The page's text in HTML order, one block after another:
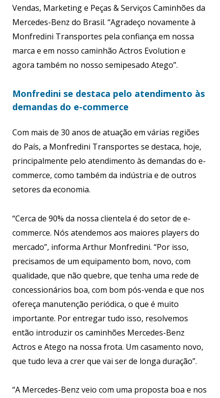
Vendas, Marketing e Peças & Serviços Caminhões da
Mercedes-Benz do Brasil. “Agradeço novamente à
Monfredini Transportes pela confiança em nossa
marca e em nosso caminhão Actros Evolution e
agora também no nosso semipesado Atego”.
Monfredini se destaca pelo atendimento às
demandas do e-commerce
Com mais de 30 anos de atuação em várias regiões
do País, a Monfredini Transportes se destaca, hoje,
principalmente pelo atendimento às demandas do e-
commerce, como também da indústria e de outros
setores da economia.
“Cerca de 90% da nossa clientela é do setor de e-
commerce. Nós atendemos aos maiores players do
mercado”, informa Arthur Monfredini. “Por isso,
precisamos de um equipamento bom, novo, com
qualidade, que não quebre, que tenha uma rede de
concessionários boa, com bom pós-venda e que nos
ofereça manutenção periódica, o que é muito
importante. Por entregar tudo isso, resolvemos
então introduzir os caminhões Mercedes-Benz
Actros e Atego na nossa frota. Um casamento novo,
que tudo leva a crer que vai ser de longa duração”.
“A Mercedes-Benz veio com uma proposta boa e nos